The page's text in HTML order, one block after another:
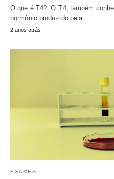
O que é T4? O T4, também
hormônio produzido pela…
2 anos atrás
EXAMES